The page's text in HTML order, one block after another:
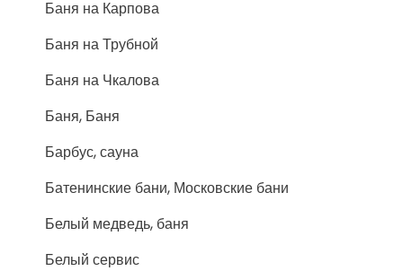
Баня на Карпова
Баня на Трубной
Баня на Чкалова
Баня, Баня
Барбус, сауна
Батенинские бани, Московские бани
Белый медведь, баня
Белый сервис